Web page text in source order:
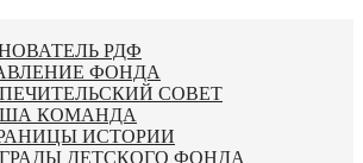
РДФ
ФОНДА
СОВЕТ
КОМАНДА
ИСТОРИИ
ДЕТСКОГО ФОНДА